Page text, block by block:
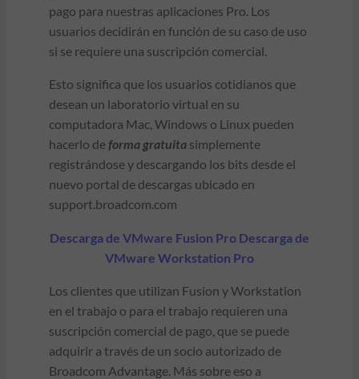
pago para nuestras aplicaciones Pro. Los
usuarios decidirán en función de su caso de uso
si se requiere una suscripción comercial.
Esto significa que los usuarios cotidianos que
desean un laboratorio virtual en su
computadora Mac, Windows o Linux pueden
hacerlo deforma gratuitasimplemente
registrándose y descargando los bits desde el
nuevo portal de descargas ubicado en
support.broadcom.com
Descarga de VMware Fusion Pro Descarga de
VMware Workstation Pro
Los clientes que utilizan Fusion y Workstation
en el trabajo o para el trabajo requieren una
suscripción comercial de pago, que se puede
adquirir a través de un socio autorizado de
Broadcom Advantage. Más sobre eso a